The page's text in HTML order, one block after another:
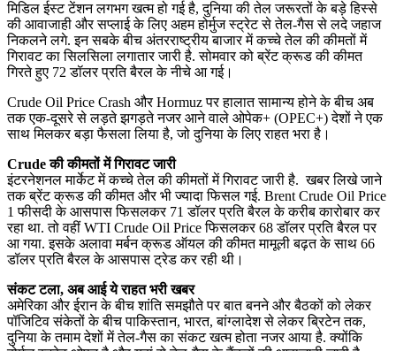
मिडिल ईस्ट टेंशन लगभग खत्म हो गई है, दुनिया की तेल जरूरतों के बड़े हिस्से
की आवाजाही और सप्लाई के लिए अहम होर्मुज स्ट्रेट से तेल-गैस से लदे जहाज
निकलने लगे. इन सबके बीच अंतरराष्ट्रीय बाजार में कच्चे तेल की कीमतों में
गिरावट का सिलसिला लगातार जारी है. सोमवार को ब्रेंट क्रूड की कीमत
गिरते हुए 72 डॉलर प्रति बैरल के नीचे आ गई।
Crude Oil Price Crash और Hormuz पर हालात सामान्य होने के बीच अब
तक एक-दूसरे से लड़ते झगड़ते नजर आने वाले ओपेक+ (OPEC+) देशों ने एक
साथ मिलकर बड़ा फैसला लिया है, जो दुनिया के लिए राहत भरा है।
Crude की कीमतों में गिरावट जारी
इंटरनेशनल मार्केट में कच्चे तेल की कीमतों में गिरावट जारी है. खबर लिखे जाने
तक ब्रेंट क्रूड की कीमत और भी ज्यादा फिसल गई. Brent Crude Oil Price
1 फीसदी के आसपास फिसलकर 71 डॉलर प्रति बैरल के करीब कारोबार कर
रहा था. तो वहीं WTI Crude Oil Price फिसलकर 68 डॉलर प्रति बैरल पर
आ गया. इसके अलावा मर्बन क्रूड ऑयल की कीमत मामूली बढ़त के साथ 66
डॉलर प्रति बैरल के आसपास ट्रेड कर रही थी।
संकट टला, अब आई ये राहत भरी खबर
अमेरिका और ईरान के बीच शांति समझौते पर बात बनने और बैठकों को लेकर
पॉजिटिव संकेतों के बीच पाकिस्तान, भारत, बांग्लादेश से लेकर ब्रिटेन तक,
दुनिया के तमाम देशों में तेल-गैस का संकट खत्म होता नजर आया है. क्योंकि